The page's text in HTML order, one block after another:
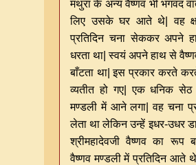
मथुरा के अन्य वैष्णव भी भगवद
लिए उसके घर आते थे |वह
प्रतिदिन चना सेककर अपने
धरता था |स्वयं अपने हाथ से
बाँटता था|इस प्रकार करते
व्यतीत हो गए|एक धनिक सेठ
मण्डली में आने लगा |वह चना
लेता था लेकिन उन्हें इधर-उधर
श्रीमहादेवजी वैष्णव का रूप
वैष्णव मण्डली में प्रतिदिन आते थे